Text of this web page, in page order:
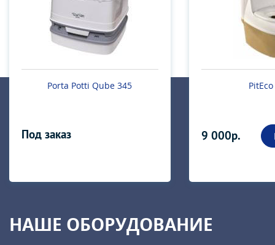
Porta Potti Qube 345
Под заказ 9 000р.
НАШЕ ОБОРУДОВАНИЕ